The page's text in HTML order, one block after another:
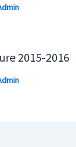
2015-2016